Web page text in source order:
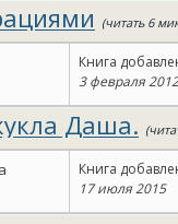
(читать 6
Книга
3 февраля 2012
Даша.
Книга
17 июля 2015